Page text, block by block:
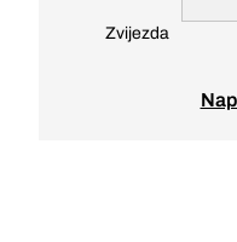
Zvijezda